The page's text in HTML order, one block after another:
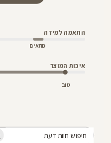
התאמה למידה
מתאים
איכות המוצר
טוב